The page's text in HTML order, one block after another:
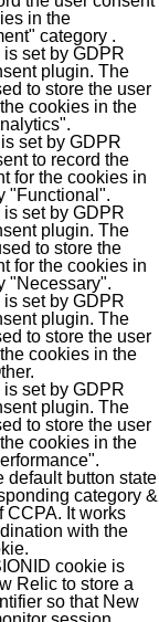
in the
category .
set by GDPR
plugin. The
to store the user
cookies in the
set by GDPR
to record the
for the cookies in
"Functional".
set by GDPR
plugin. The
to store the
for the cookies in
"Necessary".
set by GDPR
plugin. The
to store the user
cookies in the
set by GDPR
plugin. The
to store the user
cookies in the
default button state
category &
CCPA. It works
with the
cookie is
Relic to store a
so that New